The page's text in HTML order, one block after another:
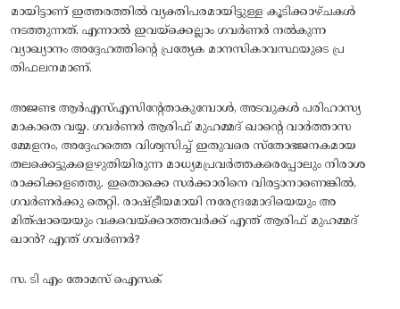
മായിട്ടാണ് ഇത്തരത്തിൽ വ്യക്തിപരമായിട്ടുള്ള കൂടിക്കാഴ്ചകൾ
നടത്തുന്നത്. എന്നാൽ ഇവയ്ക്കെല്ലാം ഗവർണർ നൽകുന്ന
വ്യാഖ്യാനം അദ്ദേഹത്തിന്റെ പ്രത്യേക മാനസികാവസ്ഥയുടെ പ്ര
തിഫലനമാണ്.
അജണ്ട ആർഎസ്എസിന്റേതാകുമ്പോൾ, അടവുകൾ പരിഹാസ്യ
മാകാതെ വയ്യ. ഗവർണർ ആരിഫ് മുഹമ്മദ് ഖാന്റെ വാർത്താസ
മ്മേളനം, അദ്ദേഹത്തെ വിശ്വസിച്ച് ഇതുവരെ സ്തോഭജനകമായ
തലക്കെട്ടുകളെഴുതിയിരുന്ന മാധ്യമപ്രവർത്തകരെപ്പോലും നിരാശ
രാക്കിക്കളഞ്ഞു. ഇതൊക്കെ സർക്കാരിനെ വിരട്ടാനാണെങ്കിൽ,
ഗവർണർക്കു തെറ്റി. രാഷ്ട്രീയമായി നരേന്ദ്രമോദിയെയും അ
മിത്ഷായെയും വകവെയ്ക്കാത്തവർക്ക് എന്ത് ആരിഫ് മുഹമ്മദ്
ഖാൻ? എന്ത് ഗവർണർ?
സ. ടി എം തോമസ് ഐസക്